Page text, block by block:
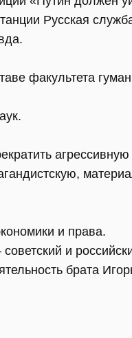
Русская
факультета
и права.
и
брата